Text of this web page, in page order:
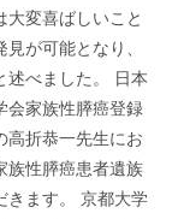
変喜ばしいこと
が可能となり、
述べました。 日本
会家族性膵癌登録
高折恭一先生にお
族性膵癌患者遺族
きます。 京都大学